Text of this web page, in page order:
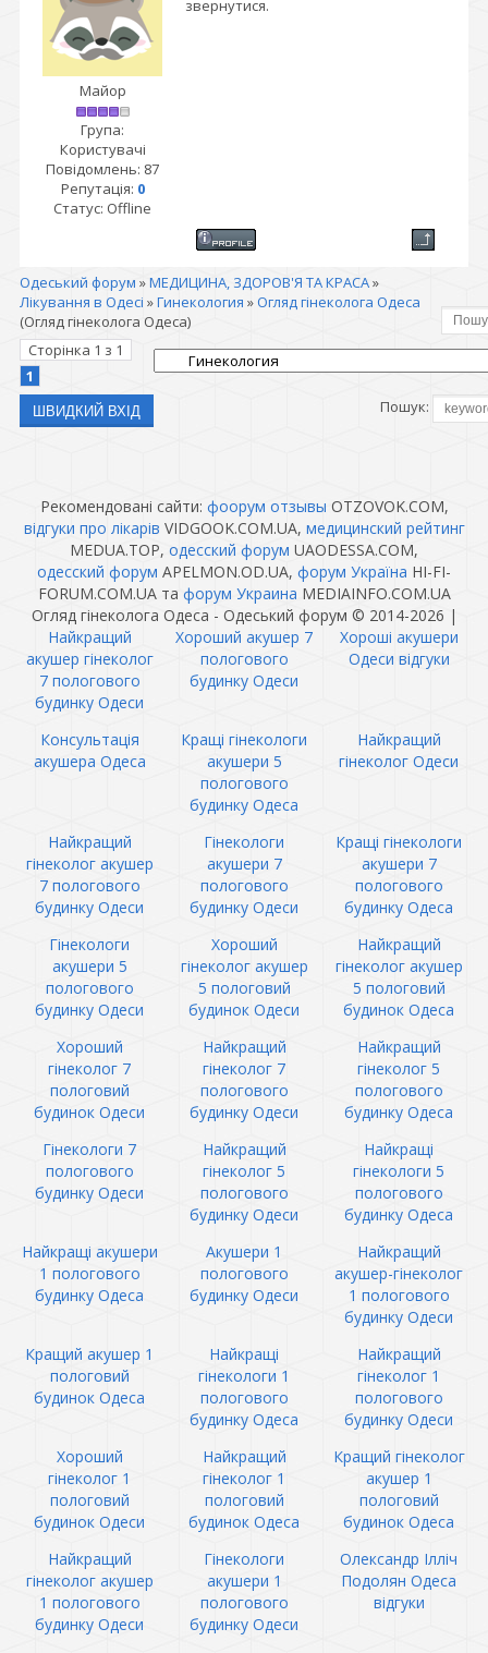
Майор
Група:
Користувачі
Повідомлень: 87
Репутація: 0
Статус: Offline
звернутися.
Одеський форум »МЕДИЦИНА, ЗДОРОВ'Я ТА КРАСА»
Лікування в Одесі »Гинекология »Огляд гінеколога Одеса
(Огляд гінеколога Одеса)
Сторінка 1 з 1
1
Пошук:
Рекомендовані сайти: фоорум отзывы OTZOVOK.COM,
відгуки про лікарів VIDGOOK.COM.UA, медицинский рейтинг
MEDUA.TOP, одесский форум UAODESSA.COM,
одесский форум APELMON.OD.UA, форум Україна HI-FI-
FORUM.COM.UA та форум Украина MEDIAINFO.COM.UA
Огляд гінеколога Одеса - Одеський форум © 2014-2026 |
Найкращий
акушер гінеколог
7 пологового
будинку Одеси
Хороший акушер 7
пологового
будинку Одеси
Хороші акушери
Одеси відгуки
Консультація
акушера Одеса
Кращі гінекологи
акушери 5
пологового
будинку Одеса
Найкращий
гінеколог Одеси
Найкращий
гінеколог акушер
7 пологового
будинку Одеси
Гінекологи
акушери 7
пологового
будинку Одеси
Кращі гінекологи
акушери 7
пологового
будинку Одеса
Гінекологи
акушери 5
пологового
будинку Одеси
Хороший
гінеколог акушер
5 пологовий
будинок Одеси
Найкращий
гінеколог акушер
5 пологовий
будинок Одеса
Хороший
гінеколог 7
пологовий
будинок Одеси
Найкращий
гінеколог 7
пологового
будинку Одеси
Найкращий
гінеколог 5
пологового
будинку Одеса
Гінекологи 7
пологового
будинку Одеси
Найкращий
гінеколог 5
пологового
будинку Одеси
Найкращі
гінекологи 5
пологового
будинку Одеса
Найкращі акушери
1 пологового
будинку Одеса
Акушери 1
пологового
будинку Одеси
Найкращий
акушер-гінеколог
1 пологового
будинку Одеси
Кращий акушер 1
пологовий
будинок Одеса
Найкращі
гінекологи 1
пологового
будинку Одеса
Найкращий
гінеколог 1
пологового
будинку Одеси
Хороший
гінеколог 1
пологовий
будинок Одеси
Найкращий
гінеколог 1
пологовий
будинок Одеса
Кращий гінеколог
акушер 1
пологовий
будинок Одеса
Найкращий
гінеколог акушер
1 пологового
будинку Одеси
Гінекологи
акушери 1
пологового
будинку Одеси
Олександр Ілліч
Подолян Одеса
відгуки